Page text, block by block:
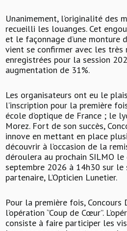
Unanimement, l’originalité des
recueilli les louanges. Cet
et le façonnage d’une
vient se confirmer avec les très
enregistrées pour la session
augmentation de 31%.
Les organisateurs ont eu le
l’inscription pour la première
école d’optique de France ; le
Morez. Fort de son succès,
innove en mettant en place
découvrir à l’occasion de la
déroulera au prochain SILMO le
septembre 2026 à 14h30 sur
partenaire, L’Opticien Lunetier.
Pour la première fois,
l’opération ‘’Coup de Cœur’’.
consiste à faire participer les